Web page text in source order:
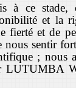
à ce stade,
et la
fierté et de
nous sentir
; nous
LUTUMBA